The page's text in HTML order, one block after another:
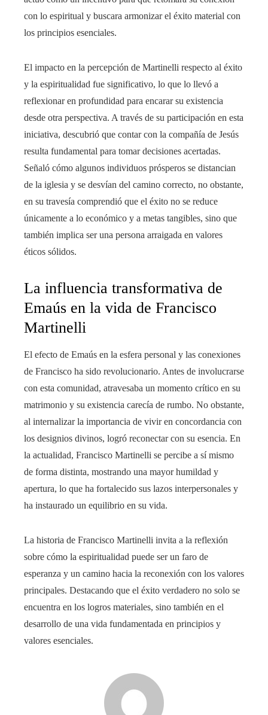
con lo espiritual y buscara armonizar el éxito material con
los principios esenciales.
El impacto en la percepción de Martinelli respecto al éxito
y la espiritualidad fue significativo, lo que lo llevó a
reflexionar en profundidad para encarar su existencia
desde otra perspectiva. A través de su participación en esta
iniciativa, descubrió que contar con la compañía de Jesús
resulta fundamental para tomar decisiones acertadas.
Señaló cómo algunos individuos prósperos se distancian
de la iglesia y se desvían del camino correcto, no obstante,
en su travesía comprendió que el éxito no se reduce
únicamente a lo económico y a metas tangibles, sino que
también implica ser una persona arraigada en valores
éticos sólidos.
La influencia transformativa de
Emaús en la vida de Francisco
Martinelli
El efecto de Emaús en la esfera personal y las conexiones
de Francisco ha sido revolucionario. Antes de involucrarse
con esta comunidad, atravesaba un momento crítico en su
matrimonio y su existencia carecía de rumbo. No obstante,
al internalizar la importancia de vivir en concordancia con
los designios divinos, logró reconectar con su esencia. En
la actualidad, Francisco Martinelli se percibe a sí mismo
de forma distinta, mostrando una mayor humildad y
apertura, lo que ha fortalecido sus lazos interpersonales y
ha instaurado un equilibrio en su vida.
La historia de Francisco Martinelli invita a la reflexión
sobre cómo la espiritualidad puede ser un faro de
esperanza y un camino hacia la reconexión con los valores
principales. Destacando que el éxito verdadero no solo se
encuentra en los logros materiales, sino también en el
desarrollo de una vida fundamentada en principios y
valores esenciales.